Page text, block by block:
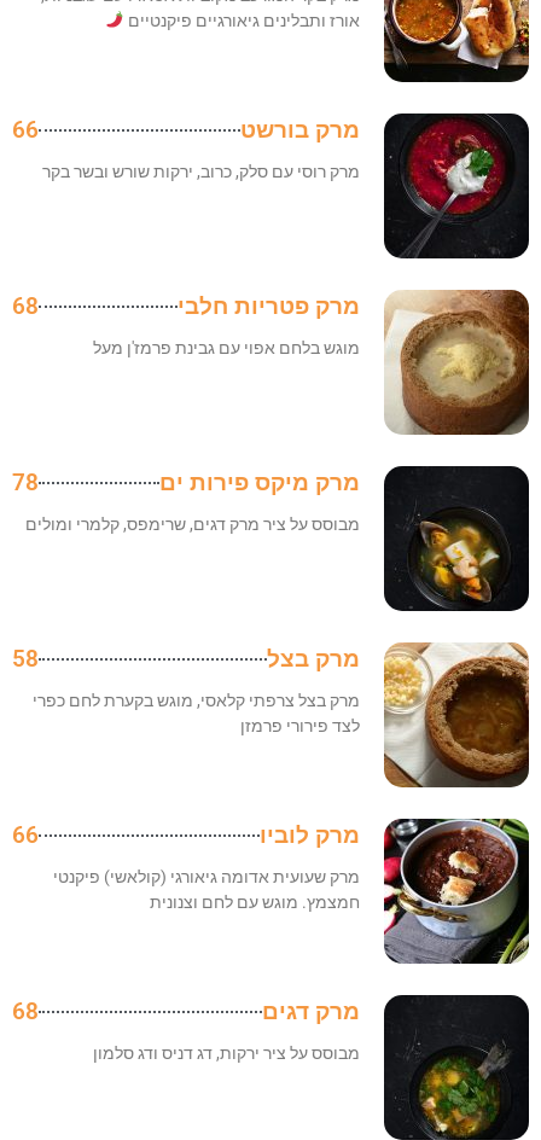
אורז ותבלינים גיאורגיים פיקנטיים
מרק בורשט 66
מרק רוסי עם סלק, כרוב, ירקות שורש ובשר בקר
מרק פטריות חלבי 68
מוגש בלחם אפוי עם גבינת פרמז'ן מעל
מרק מיקס פירות ים 78
מבוסס על ציר מרק דגים, שרימפס, קלמרי ומולים
מרק בצל 58
מרק בצל צרפתי קלאסי, מוגש בקערת לחם כפרי
לצד פירורי פרמזן
מרק לוביו 66
מרק שעועית אדומה גיאורגי (קולאשי) פיקנטי
חמצמץ. מוגש עם לחם וצנונית
מרק דגים 68
מבוסס על ציר ירקות, דג דניס ודג סלמון